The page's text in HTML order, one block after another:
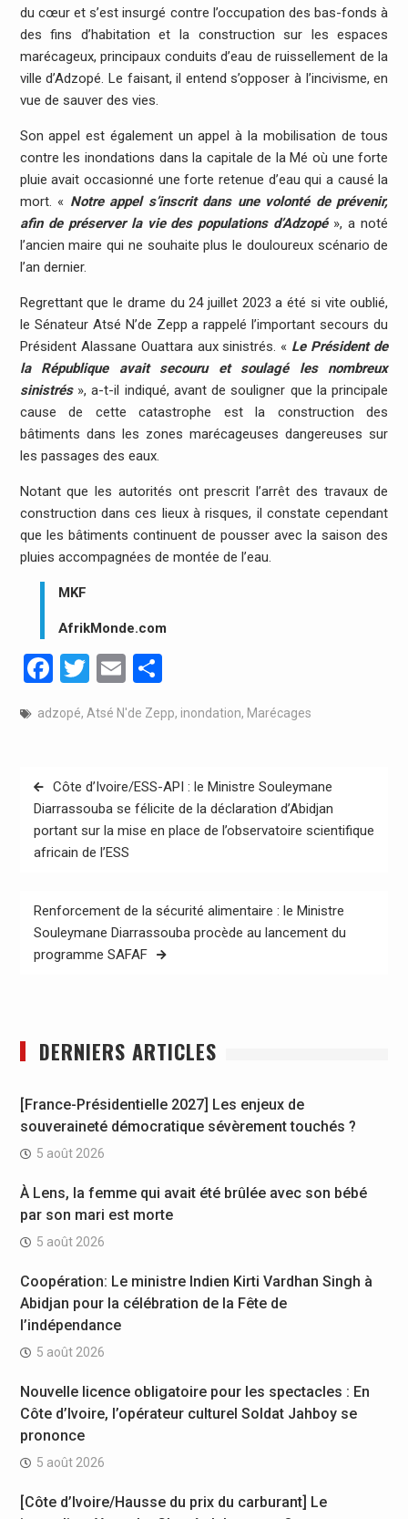
du cœur et s’est insurgé contre l’occupation des bas-fonds à
des fins d’habitation et la construction sur les espaces
marécageux, principaux conduits d’eau de ruissellement de la
ville d’Adzopé. Le faisant, il entend s’opposer à l’incivisme, en
vue de sauver des vies.
Son appel est également un appel à la mobilisation de tous
contre les inondations dans la capitale de la Mé où une forte
pluie avait occasionné une forte retenue d’eau qui a causé la
mort. « Notre appel s’inscrit dans une volonté de prévenir,
afin de préserver la vie des populations d’Adzopé», a noté
l’ancien maire qui ne souhaite plus le douloureux scénario de
l’an dernier.
Regrettant que le drame du 24 juillet 2023 a été si vite oublié,
le Sénateur Atsé N’de Zepp a rappelé l’important secours du
Président Alassane Ouattara aux sinistrés. « Le Président de
la République avait secouru et soulagé les nombreux
sinistrés », a-t-il indiqué, avant de souligner que la principale
cause de cette catastrophe est la construction des
bâtiments dans les zones marécageuses dangereuses sur
les passages des eaux.
Notant que les autorités ont prescrit l’arrêt des travaux de
construction dans ces lieux à risques, il constate cependant
que les bâtiments continuent de pousser avec la saison des
pluies accompagnées de montée de l’eau.
MKF
AfrikMonde.com
Facebook
Twitter
EmailPartager
adzopé, Atsé N'de Zepp, inondation, Marécages
Navigation
de
l’article
Côte d’Ivoire/ESS-API : le Ministre Souleymane
Diarrassouba se félicite de la déclaration d’Abidjan
portant sur la mise en place de l’observatoire scientifique
africain de l’ESS
Renforcement de la sécurité alimentaire : le Ministre
Souleymane Diarrassouba procède au lancement du
programme SAFAF
DERNIERS ARTICLES
[France-Présidentielle 2027] Les enjeux de
souveraineté démocratique sévèrement touchés ?
5 août 2026
À Lens, la femme qui avait été brûlée avec son bébé
par son mari est morte
5 août 2026
Coopération: Le ministre Indien Kirti Vardhan Singh à
Abidjan pour la célébration de la Fête de
l’indépendance
5 août 2026
Nouvelle licence obligatoire pour les spectacles : En
Côte d’Ivoire, l’opérateur culturel Soldat Jahboy se
prononce
5 août 2026
[Côte d’Ivoire/Hausse du prix du carburant] Le